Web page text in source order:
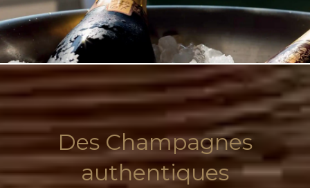
Des Champagnes
authentiques